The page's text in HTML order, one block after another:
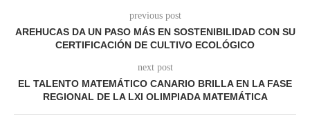
previous post
AREHUCAS DA UN PASO MÁS EN SOSTENIBILIDAD CON SU
CERTIFICACIÓN DE CULTIVO ECOLÓGICO
next post
EL TALENTO MATEMÁTICO CANARIO BRILLA EN LA FASE
REGIONAL DE LA LXI OLIMPIADA MATEMÁTICA